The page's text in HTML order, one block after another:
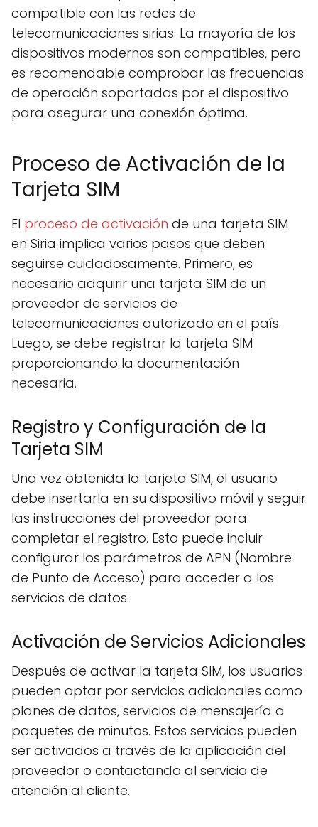
compatible con las redes de
telecomunicaciones sirias. La mayoría de los
dispositivos modernos son compatibles, pero
es recomendable comprobar las frecuencias
de operación soportadas por el dispositivo
para asegurar una conexión óptima.
Proceso de Activación de la
Tarjeta SIM
El proceso de activación de una tarjeta SIM
en Siria implica varios pasos que deben
seguirse cuidadosamente. Primero, es
necesario adquirir una tarjeta SIM de un
proveedor de servicios de
telecomunicaciones autorizado en el país.
Luego, se debe registrar la tarjeta SIM
proporcionando la documentación
necesaria.
Registro y Configuración de la
Tarjeta SIM
Una vez obtenida la tarjeta SIM, el usuario
debe insertarla en su dispositivo móvil y seguir
las instrucciones del proveedor para
completar el registro. Esto puede incluir
configurar los parámetros de APN (Nombre
de Punto de Acceso) para acceder a los
servicios de datos.
Activación de Servicios Adicionales
Después de activar la tarjeta SIM, los usuarios
pueden optar por servicios adicionales como
planes de datos, servicios de mensajería o
paquetes de minutos. Estos servicios pueden
ser activados a través de la aplicación del
proveedor o contactando al servicio de
atención al cliente.